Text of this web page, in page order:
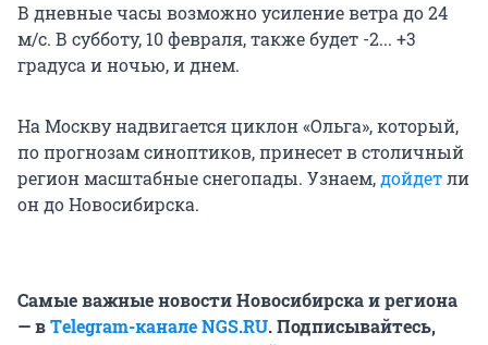
В дневные часы возможно усиление ветра до 24
м/с. В субботу, 10 февраля, также будет -2... +3
градуса и ночью, и днем.
На Москву надвигается циклон «Ольга», который,
по прогнозам синоптиков, принесет в столичный
регион масштабные снегопады. Узнаем,дойдетли
он до Новосибирска.
Самые важные новости Новосибирска и региона
— вТelegram-канале NGS.RU. Подписывайтесь,